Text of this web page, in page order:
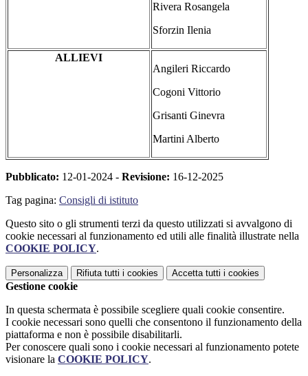
Rivera Rosangela
Sforzin Ilenia
ALLIEVI
Angileri Riccardo
Cogoni Vittorio
Grisanti Ginevra
Martini Alberto
Pubblicato: 12-01-2024 - Revisione: 16-12-2025
Tag pagina: Consigli di istituto
Questo sito o gli strumenti terzi da questo utilizzati si avvalgono di
cookie necessari al funzionamento ed utili alle finalità illustrate nella
COOKIE POLICY.
Personalizza Rifiuta tutti i cookies Accetta tutti i cookies
Gestione cookie
In questa schermata è possibile scegliere quali cookie consentire.
I cookie necessari sono quelli che consentono il funzionamento della
piattaforma e non è possibile disabilitarli.
Per conoscere quali sono i cookie necessari al funzionamento potete
visionare la COOKIE POLICY.